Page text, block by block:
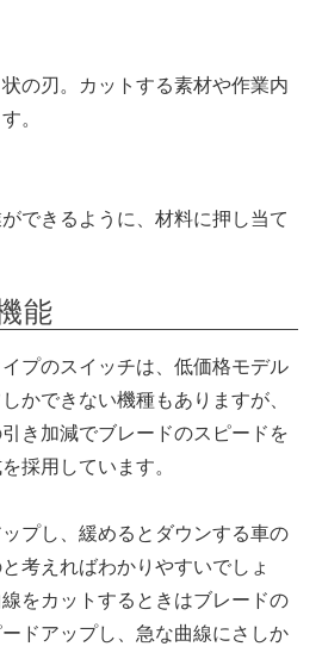
の刃。カットする素材や作業内
。
できるように、材料に押し当て
能
プのスイッチは、低価格モデル
かできない機種もありますが、
き加減でブレードのスピードを
採用しています。
プし、緩めるとダウンする車の
考えればわかりやすいでしょ
をカットするときはブレードの
ドアップし、急な曲線にさしか